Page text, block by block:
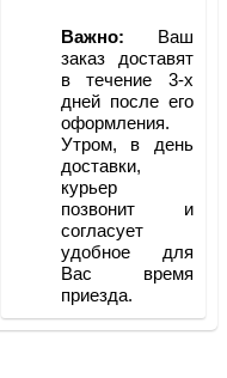
Важно: Ваш
заказ доставят
в течение 3-х
дней после его
оформления.
Утром, в день
доставки,
курьер
позвонит и
согласует
удобное для
Вас время
приезда.